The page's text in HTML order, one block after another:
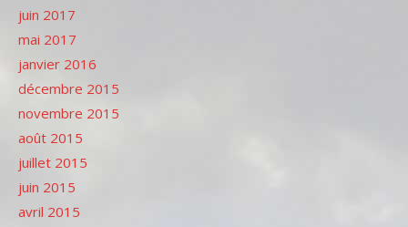
juin 2017
mai 2017
janvier 2016
décembre 2015
novembre 2015
août 2015
juillet 2015
juin 2015
avril 2015